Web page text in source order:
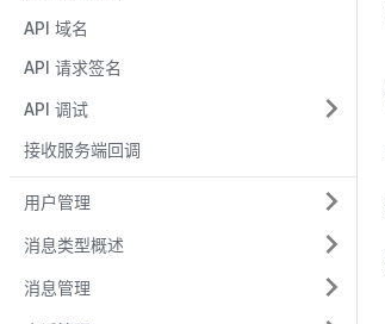
API 域名
API 请求签名
API 调试
接收服务端回调
用户管理
消息类型概述
消息管理